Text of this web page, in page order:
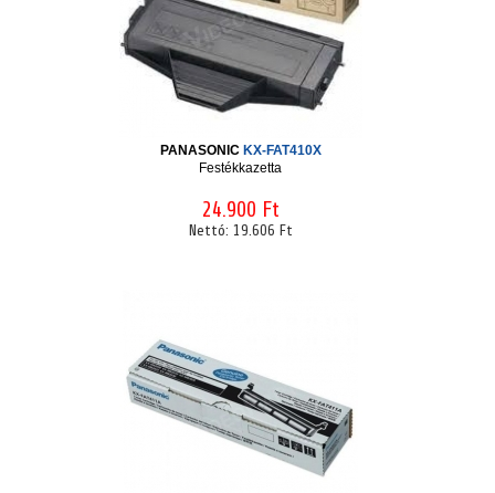
PANASONIC KX-FAT410X
Festékkazetta
24.900 Ft
Nettó: 19.606 Ft